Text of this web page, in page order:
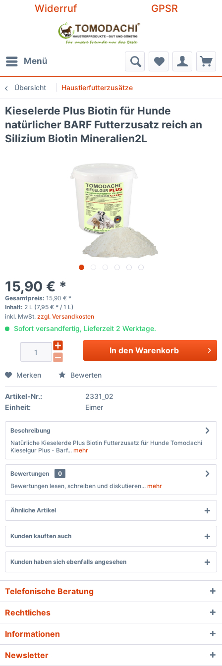
Widerruf GPSR
Menü
Übersicht Haustierfutterzusätze
Kieselerde Plus Biotin für Hunde
natürlicher BARF Futterzusatz reich an
Silizium Biotin Mineralien2L
15,90 € *
Gesamtpreis: 15,90 € *
Inhalt: 2 L (7,95 € * / 1 L)
inkl. MwSt. zzgl. Versandkosten
Sofort versandfertig, Lieferzeit 2 Werktage.
In den Warenkorb
Merken Bewerten
Artikel-Nr.:
2331_02
Einheit:
Eimer
Beschreibung
Natürliche Kieselerde Plus Biotin Futterzusatz für Hunde Tomodachi
Kieselgur Plus - Barf... mehr
Bewertungen
0
Bewertungen lesen, schreiben und diskutieren... mehr
Ähnliche Artikel
Kunden kauften auch
Kunden haben sich ebenfalls angesehen
Telefonische Beratung
Rechtliches
Informationen
Newsletter